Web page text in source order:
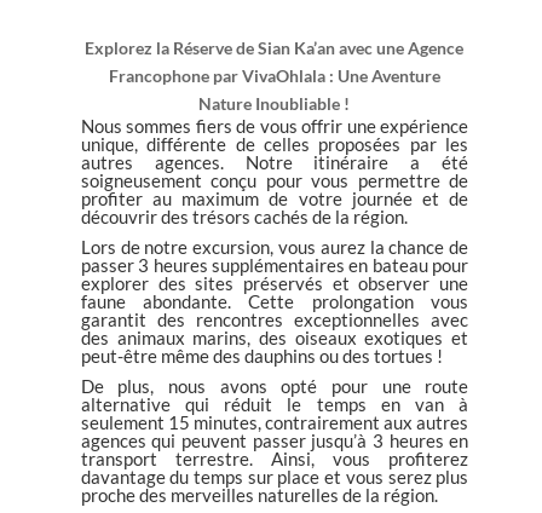
Explorez la Réserve de Sian Ka’an avec une Agence
Francophone par VivaOhlala : Une Aventure
Nature Inoubliable !
Nous sommes fiers de vous offrir une expérience
unique, différente de celles proposées par les
autres agences. Notre itinéraire a été
soigneusement conçu pour vous permettre de
profiter au maximum de votre journée et de
découvrir des trésors cachés de la région.
Lors de notre excursion, vous aurez la chance de
passer 3 heures supplémentaires en bateau pour
explorer des sites préservés et observer une
faune abondante. Cette prolongation vous
garantit des rencontres exceptionnelles avec
des animaux marins, des oiseaux exotiques et
peut-être même des dauphins ou des tortues !
De plus, nous avons opté pour une route
alternative qui réduit le temps en van à
seulement 15 minutes, contrairement aux autres
agences qui peuvent passer jusqu’à 3 heures en
transport terrestre. Ainsi, vous profiterez
davantage du temps sur place et vous serez plus
proche des merveilles naturelles de la région.